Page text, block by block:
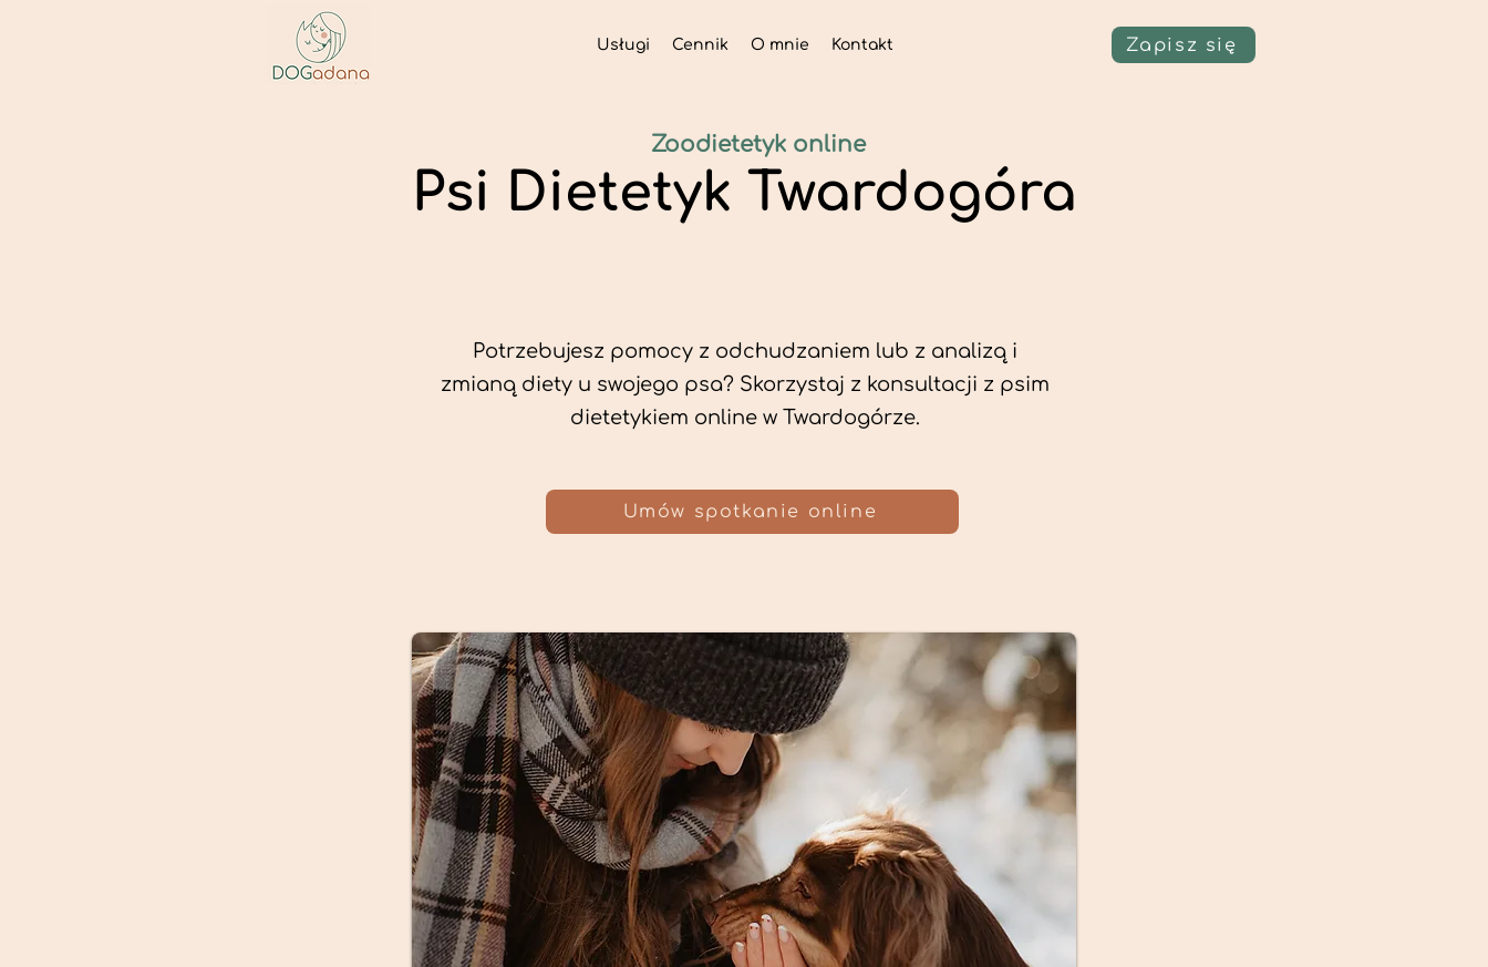
Usługi Cennik O mnie Kontakt Zapisz się
Psi Dietetyk Twardogóra
Potrzebujesz pomocy z odchudzaniem lub z analizą i
zmianą diety u swojego psa? Skorzystaj z konsultacji z psim
dietetykiem online w Twardogórze.
Zoodietetyk online
Umów spotkanie online